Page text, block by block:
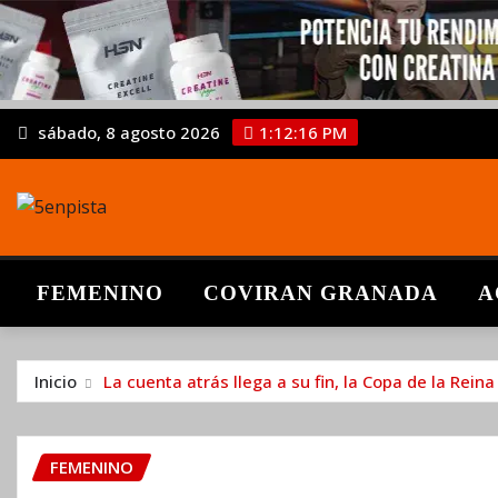
sábado, 8 agosto 2026 1:12:17 PM
FEMENINO COVIRAN GRANADA
Inicio La cuenta atrás llega a su fin, la Copa de la
FEMENINO